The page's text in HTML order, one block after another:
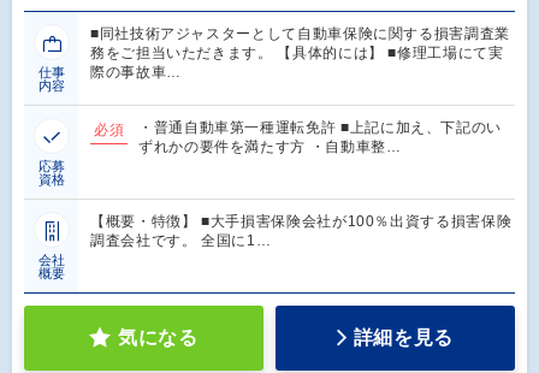
仕事
内容
■同社技術アジャスターとして自動車保険に関する損害調査業
務をご担当いただきます。 【具体的には】 ■修理工場にて実
際の事故車…
応募
資格
必須
・普通自動車第一種運転免許 ■上記に加え、下記のい
ずれかの要件を満たす方 ・自動車整…
会社
概要
【概要・特徴】 ■大手損害保険会社が100％出資する損害保険
調査会社です。 全国に1…
気になる 詳細を見る